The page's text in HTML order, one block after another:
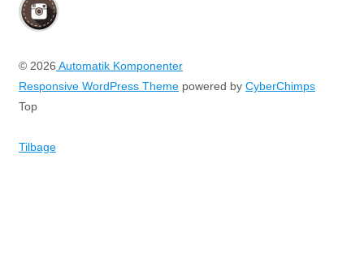
© 2026 Automatik Komponenter
Responsive WordPress Theme powered by CyberChimps
Top
Tilbage